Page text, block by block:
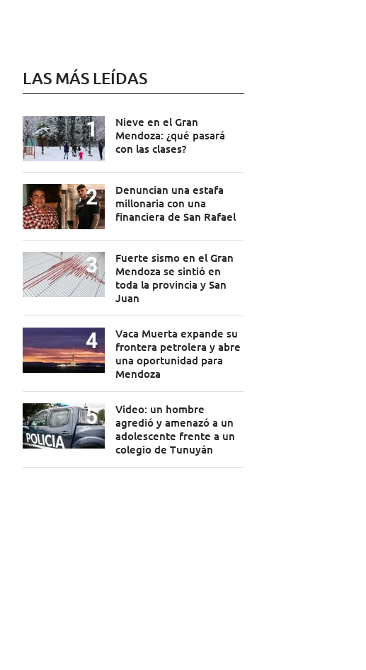
LAS MÁS LEÍDAS
Nieve en el Gran
Mendoza: ¿qué pasará
con las clases?
Denuncian una estafa
millonaria con una
financiera de San Rafael
Fuerte sismo en el Gran
Mendoza se sintió en
toda la provincia y San
Juan
Vaca Muerta expande su
frontera petrolera y abre
una oportunidad para
Mendoza
Video: un hombre
agredió y amenazó a un
adolescente frente a un
colegio de Tunuyán